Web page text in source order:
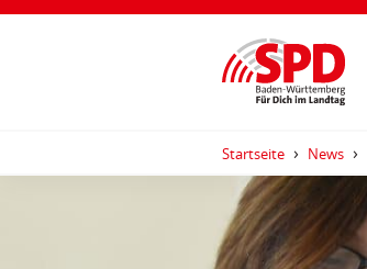
Startseite News